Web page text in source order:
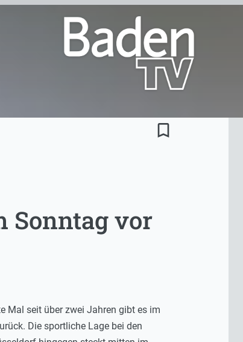
bookmark_border
Sonntag vor
Mal seit über zwei Jahren gibt es im
Die sportliche Lage bei den